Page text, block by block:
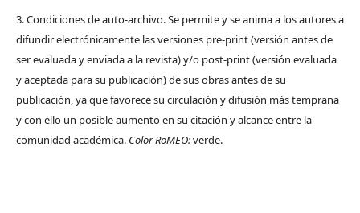
3. Condiciones de auto-archivo. Se permite y se anima a los autores a
difundir electrónicamente las versiones pre-print (versión antes de
ser evaluada y enviada a la revista) y/o post-print (versión evaluada
y aceptada para su publicación) de sus obras antes de su
publicación, ya que favorece su circulación y difusión más temprana
y con ello un posible aumento en su citación y alcance entre la
comunidad académica. Color RoMEO:verde.